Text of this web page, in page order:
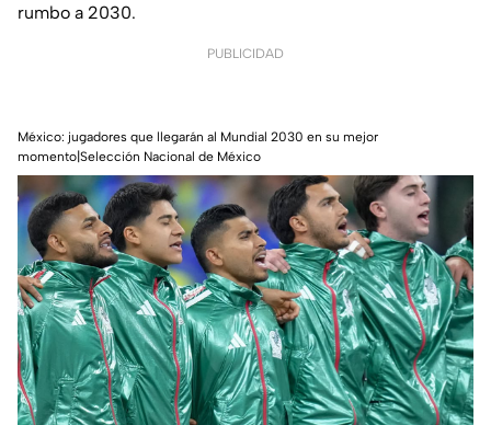
rumbo a 2030.
PUBLICIDAD
México: jugadores que llegarán al Mundial 2030 en su mejor
momento|Selección Nacional de México